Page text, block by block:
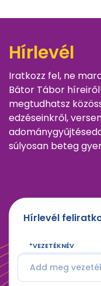
Hírlevél
Iratkozz fel, ne
Bátor Tábor
megtudhatsz
edzéseinkről,
súlyosan beteg
Hírlevél
VEZETÉKNÉV